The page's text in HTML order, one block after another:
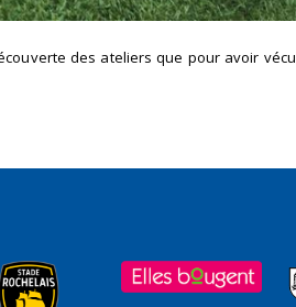
des ateliers que pour avoir vécu